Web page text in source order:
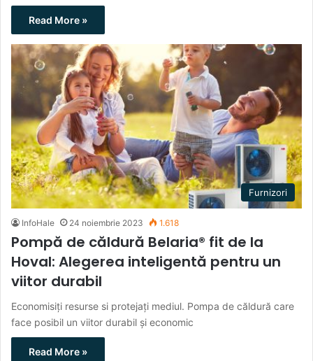
Read More »
Furnizori
InfoHale 24 noiembrie 2023 1.618
Pompă de căldură Belaria® fit de la
Hoval: Alegerea inteligentă pentru un
viitor durabil
Economisiți resurse si protejați mediul. Pompa de căldură care
face posibil un viitor durabil și economic
Read More »